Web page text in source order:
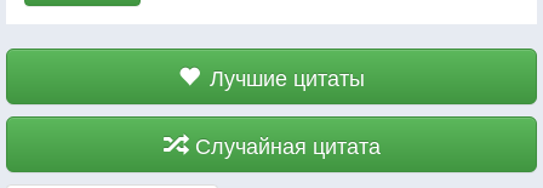
Лучшие цитаты
Случайная цитата